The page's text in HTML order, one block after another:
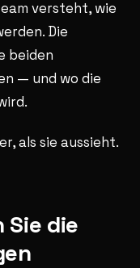
versteht, wie
Die
beiden
— und wo die
als sie aussieht.
die